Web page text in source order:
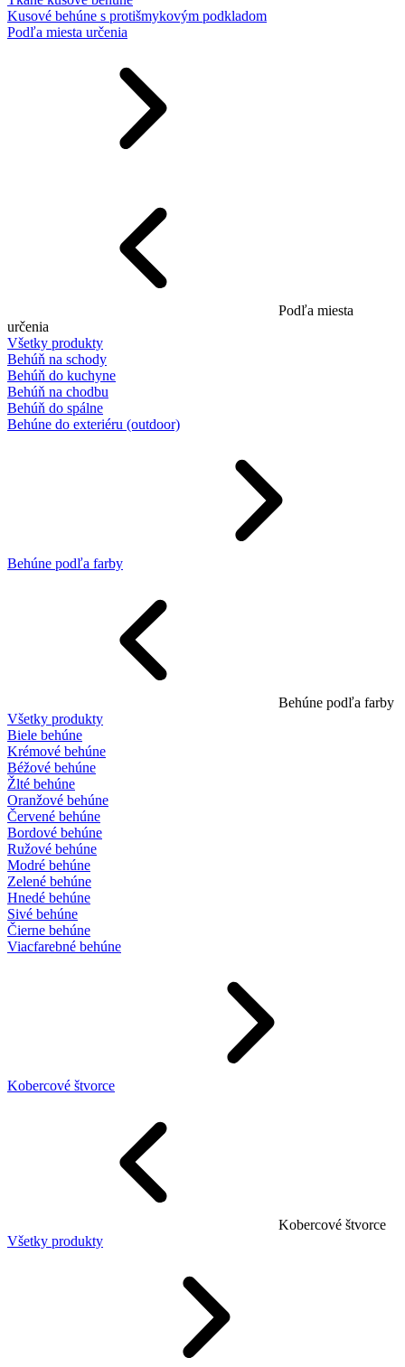
Kusové behúne s protišmykovým podkladom
Podľa miesta určenia
Podľa miesta
určenia
Všetky produkty
Behúň na schody
Behúň do kuchyne
Behúň na chodbu
Behúň do spálne
Behúne do exteriéru (outdoor)
Behúne podľa farby
Behúne podľa farby
Všetky produkty
Biele behúne
Krémové behúne
Béžové behúne
Žlté behúne
Oranžové behúne
Červené behúne
Bordové behúne
Ružové behúne
Modré behúne
Zelené behúne
Hnedé behúne
Sivé behúne
Čierne behúne
Viacfarebné behúne
Kobercové štvorce
Kobercové štvorce
Všetky produkty